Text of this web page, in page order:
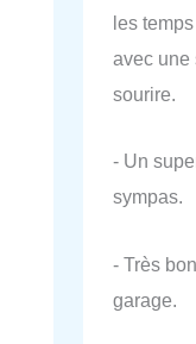
les
avec une
sourire.
- Un
sympas.
- Très
garage.